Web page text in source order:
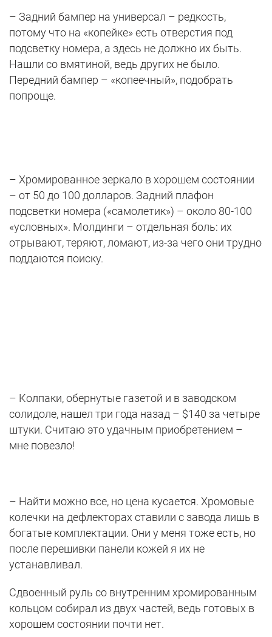
– Задний бампер на универсал – редкость,
потому что на «копейке» есть отверстия под
подсветку номера, а здесь не должно их быть.
Нашли со вмятиной, ведь других не было.
Передний бампер – «копеечный», подобрать
попроще.
– Хромированное зеркало в хорошем состоянии
– от 50 до 100 долларов. Задний плафон
подсветки номера («самолетик») – около 80-100
«условных». Молдинги – отдельная боль: их
отрывают, теряют, ломают, из-за чего они трудно
поддаются поиску.
– Колпаки, обернутые газетой и в заводском
солидоле, нашел три года назад – $140 за четыре
штуки. Считаю это удачным приобретением –
мне повезло!
– Найти можно все, но цена кусается. Хромовые
колечки на дефлекторах ставили с завода лишь в
богатые комплектации. Они у меня тоже есть, но
после перешивки панели кожей я их не
устанавливал.
Сдвоенный руль со внутренним хромированным
кольцом собирал из двух частей, ведь готовых в
хорошем состоянии почти нет.